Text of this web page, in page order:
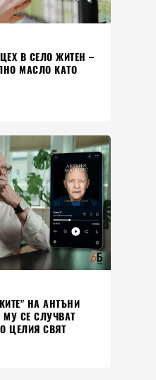
В СЕЛО ЖИТЕН –
МАСЛО КАТО
НА АНТЪНИ
СЕ СЛУЧВАТ
ЦЕЛИЯ СВЯТ